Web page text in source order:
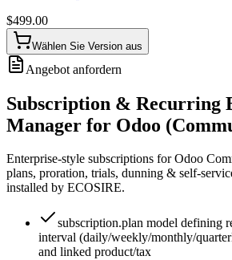
$499.00
Wählen Sie Version aus
Angebot anfordern
Subscription & Recurring
Manager for Odoo
Enterprise-style subscriptions for Odoo
plans, proration, trials, dunning & self-
installed by ECOSIRE.
subscription.plan model defining
interval (daily/weekly/monthly/
and linked product/tax